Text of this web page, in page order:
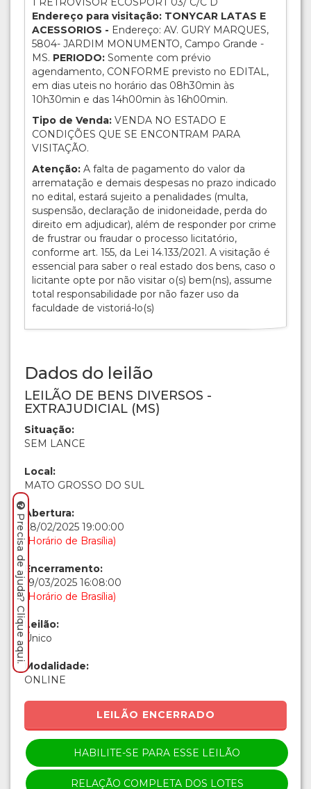
Endereço para visitação: TONYCAR LATAS E
ACESSORIOS - Endereço: AV. GURY MARQUES,
5804- JARDIM MONUMENTO, Campo Grande -
MS. PERIODO: Somente com prévio
agendamento, CONFORME previsto no EDITAL,
em dias uteis no horário das 08h30min às
10h30min e das 14h00min às 16h00min.
Tipo de Venda: VENDA NO ESTADO E
CONDIÇÕES QUE SE ENCONTRAM PARA
VISITAÇÃO.
Atenção: A falta de pagamento do valor da
arrematação e demais despesas no prazo indicado
no edital, estará sujeito a penalidades (multa,
suspensão, declaração de inidoneidade, perda do
direito em adjudicar), além de responder por crime
de frustrar ou fraudar o processo licitatório,
conforme art. 155, da Lei 14.133/2021. A visitação é
essencial para saber o real estado dos bens, caso o
licitante opte por não visitar o(s) bem(ns), assume
total responsabilidade por não fazer uso da
faculdade de vistoriá-lo(s)
Dados do leilão
LEILÃO DE BENS DIVERSOS -
EXTRAJUDICIAL (MS)
Situação:
SEM LANCE
Local:
MATO GROSSO DO SUL
Abertura:
28/02/2025 19:00:00
(Horário de Brasília)
Encerramento:
19/03/2025 16:08:00
(Horário de Brasília)
Leilão:
Único
Modalidade:
ONLINE
LEILÃO ENCERRADO
HABILITE-SE PARA ESSE LEILÃO
RELAÇÃO COMPLETA DOS LOTES
Precisa de ajuda? Clique aqui.